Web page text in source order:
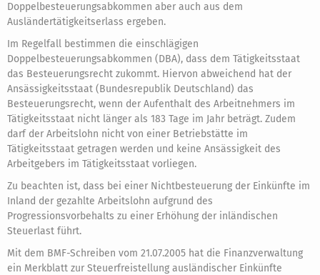
Doppelbesteuerungsabkommen aber auch aus dem
Ausländertätigkeitserlass ergeben.
Im Regelfall bestimmen die einschlägigen
Doppelbesteuerungsabkommen (DBA), dass dem Tätigkeitsstaat
das Besteuerungsrecht zukommt. Hiervon abweichend hat der
Ansässigkeitsstaat (Bundesrepublik Deutschland) das
Besteuerungsrecht, wenn der Aufenthalt des Arbeitnehmers im
Tätigkeitsstaat nicht länger als 183 Tage im Jahr beträgt. Zudem
darf der Arbeitslohn nicht von einer Betriebstätte im
Tätigkeitsstaat getragen werden und keine Ansässigkeit des
Arbeitgebers im Tätigkeitsstaat vorliegen.
Zu beachten ist, dass bei einer Nichtbesteuerung der Einkünfte im
Inland der gezahlte Arbeitslohn aufgrund des
Progressionsvorbehalts zu einer Erhöhung der inländischen
Steuerlast führt.
Mit dem BMF-Schreiben vom 21.07.2005 hat die Finanzverwaltung
ein Merkblatt zur Steuerfreistellung ausländischer Einkünfte